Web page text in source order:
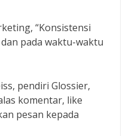
“Konsistensi
pada waktu-waktu
pendiri Glossier,
komentar, like
pesan kepada